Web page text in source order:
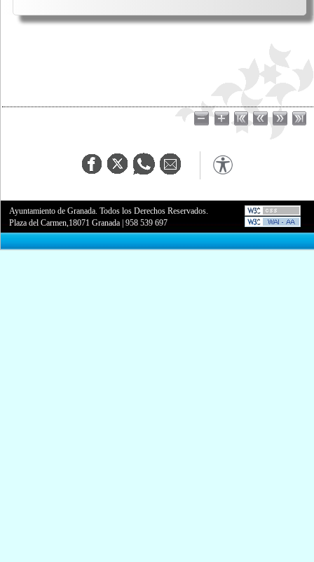
Ayuntamiento de Granada. Todos los Derechos Reservados.
Plaza del Carmen,18071 Granada |958 539 697